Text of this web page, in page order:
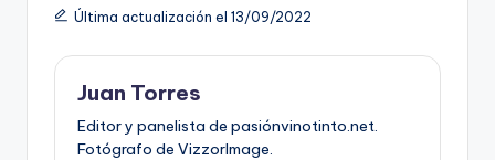
Última actualización el 13/09/2022
Juan Torres
Editor y panelista de pasiónvinotinto.net.
Fotógrafo de VizzorImage.